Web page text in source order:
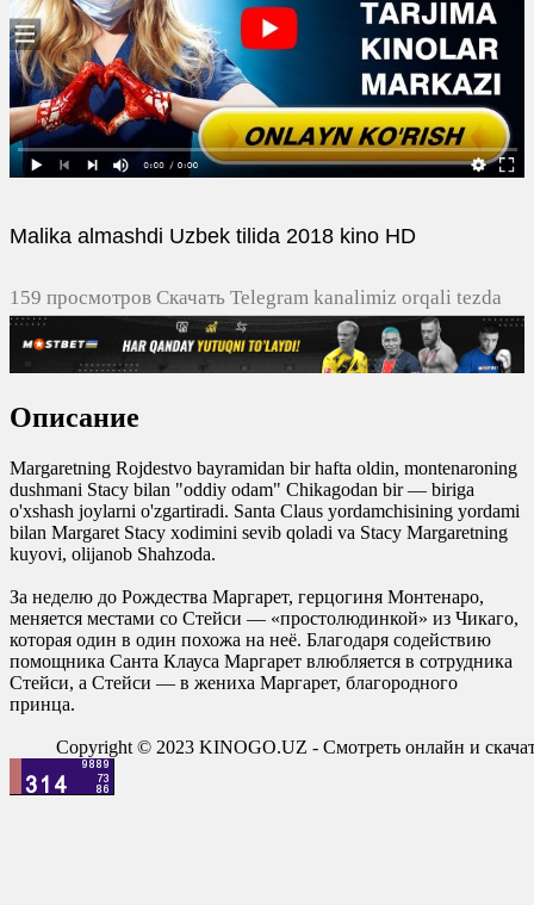
Malika almashdi Uzbek tilida 2018 kino HD
159 просмотров Скачать Telegram kanalimiz orqali tezda
yuklash
0
Описание
Margaretning Rojdestvo bayramidan bir hafta oldin, montenaroning
dushmani Stacy bilan "oddiy odam" Chikagodan bir — biriga
o'xshash joylarni o'zgartiradi. Santa Claus yordamchisining yordami
bilan Margaret Stacy xodimini sevib qoladi va Stacy Margaretning
kuyovi, olijanob Shahzoda.
За неделю до Рождества Маргарет, герцогиня Монтенаро,
меняется местами со Стейси — «простолюдинкой» из Чикаго,
которая один в один похожа на неё. Благодаря содействию
помощника Санта Клауса Маргарет влюбляется в сотрудника
Стейси, а Стейси — в жениха Маргарет, благородного
принца.
Copyright © 2023 KINOGO.UZ - Смотреть онлайн и